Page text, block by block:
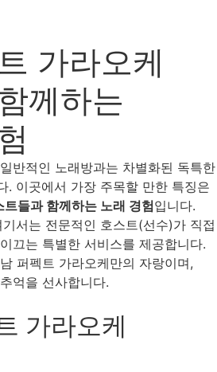
가라오케
께하는
반적인 노래방과는 차별화된 독특한
. 이곳에서 가장 주목할 만한 특징은
트들과 함께하는 노래 경험입니다.
서는 전문적인 호스트(선수)가 직접
끄는 특별한 서비스를 제공합니다.
퍼펙트 가라오케만의 자랑이며,
억을 선사합니다.
가라오케